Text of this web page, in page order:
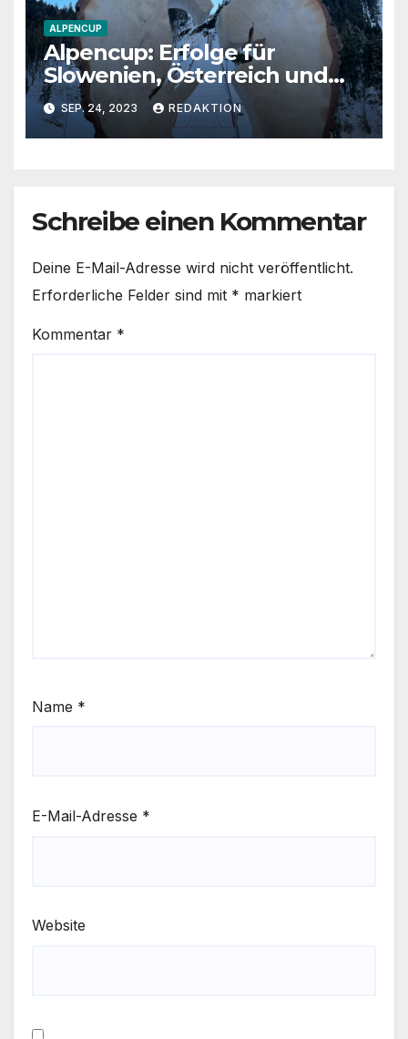
ALPENCUP
Alpencup: Erfolge für
Slowenien, Österreich und
die Schweiz
SEP. 24, 2023 REDAKTION
Schreibe einen Kommentar
Deine E-Mail-Adresse wird nicht veröffentlicht.
Erforderliche Felder sind mit * markiert
Kommentar *
Name *
E-Mail-Adresse *
Website